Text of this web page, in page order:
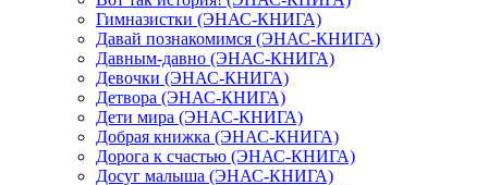
Гимназистки (ЭНАС-КНИГА)
Давай познакомимся (ЭНАС-КНИГА)
Давным-давно (ЭНАС-КНИГА)
Девочки (ЭНАС-КНИГА)
Детвора (ЭНАС-КНИГА)
Дети мира (ЭНАС-КНИГА)
Добрая книжка (ЭНАС-КНИГА)
Дорога к счастью (ЭНАС-КНИГА)
Досуг малыша (ЭНАС-КНИГА)